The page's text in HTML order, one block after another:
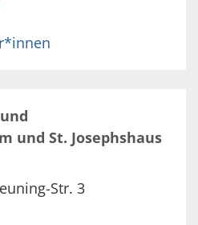
und St. Josephshaus
Str. 3